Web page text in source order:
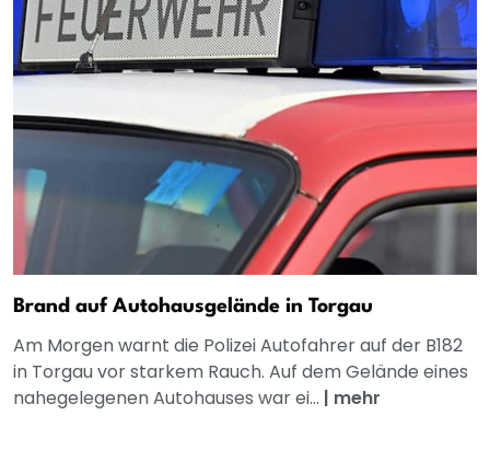
Brand auf Autohausgelände in Torgau
Am Morgen warnt die Polizei Autofahrer auf der B182
in Torgau vor starkem Rauch. Auf dem Gelände eines
nahegelegenen Autohauses war ei... | mehr